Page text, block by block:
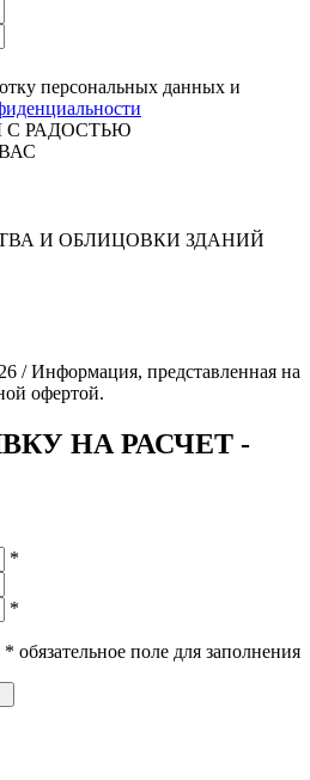
персональных данных и
РАДОСТЬЮ
И ОБЛИЦОВКИ ЗДАНИЙ
/ Информация, представленная на
офертой.
НА РАСЧЕТ -
*
*
* обязательное поле для заполнения